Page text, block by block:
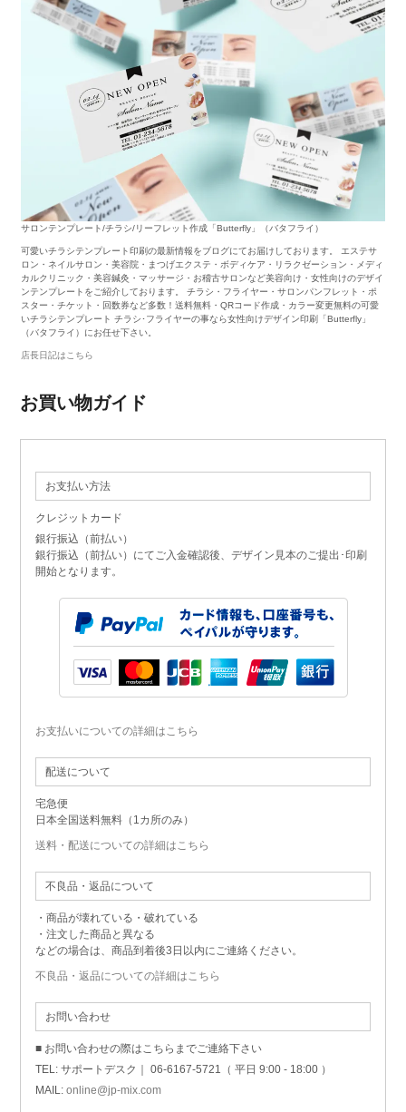
サロンテンプレート/チラシ/リーフレット作成「Butterfly」（バタフライ）
可愛いチラシテンプレート印刷の最新情報をブログにてお届けしております。 エステサ
ロン・ネイルサロン・美容院・まつげエクステ・ボディケア・リラクゼーション・メディ
カルクリニック・美容鍼灸・マッサージ・お稽古サロンなど美容向け・女性向けのデザイ
ンテンプレートをご紹介しております。 チラシ・フライヤー・サロンパンフレット・ポ
スター・チケット・回数券など多数！送料無料・QRコード作成・カラー変更無料の可愛
いチラシテンプレート チラシ･フライヤーの事なら女性向けデザイン印刷「Butterfly」
（バタフライ）にお任せ下さい。
店長日記はこちら
お買い物ガイド
お支払い方法
クレジットカード
銀行振込（前払い）
銀行振込（前払い）にてご入金確認後、デザイン見本のご提出･印刷
開始となります。
お支払いについての詳細はこちら
配送について
宅急便
日本全国送料無料（1カ所のみ）
送料・配送についての詳細はこちら
不良品・返品について
・商品が壊れている・破れている
・注文した商品と異なる
などの場合は、商品到着後3日以内にご連絡ください。
不良品・返品についての詳細はこちら
お問い合わせ
■ お問い合わせの際はこちらまでご連絡下さい
TEL: サポートデスク｜ 06-6167-5721（ 平日 9:00 - 18:00 ）
MAIL: online@jp-mix.com